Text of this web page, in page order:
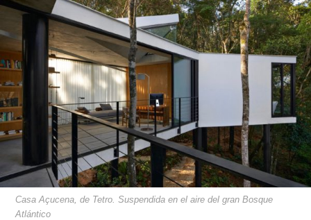
Casa Açucena, de Tetro. Suspendida en el aire del gran Bosque
Atlántico